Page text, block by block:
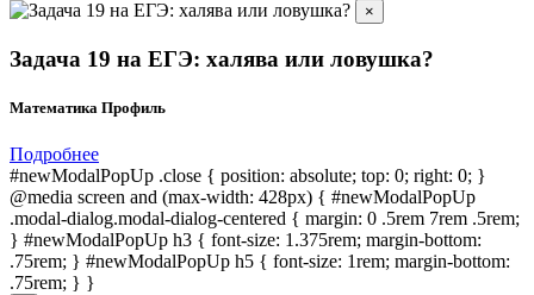
×
Задача 19 на ЕГЭ: халява или ловушка?
Математика Профиль
Подробнее
#newModalPopUp .close { position: absolute; top: 0; right: 0; }
@media screen and (max-width: 428px) { #newModalPopUp
.modal-dialog.modal-dialog-centered { margin: 0 .5rem 7rem .5rem;
} #newModalPopUp h3 { font-size: 1.375rem; margin-bottom:
.75rem; } #newModalPopUp h5 { font-size: 1rem; margin-bottom:
.75rem; } }